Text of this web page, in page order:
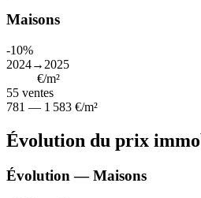
Maisons
-10%
2024→2025
€/m²
55 ventes
781 — 1 583 €/m²
Évolution du prix
Évolution — Maisons